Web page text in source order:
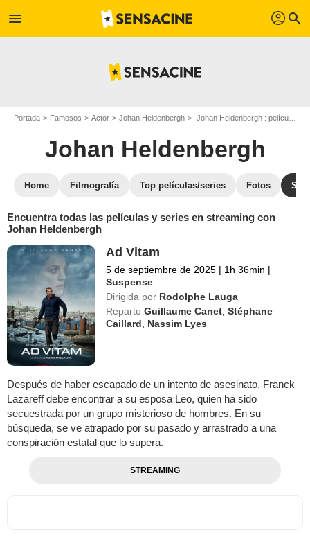
menu profil search
Portada Famosos Actor Johan Heldenbergh Johan Heldenbergh : películas y series online
Johan Heldenbergh
Home Filmografía Top películas/series Fotos
Encuentra todas las películas y series en streaming con
Johan Heldenbergh
Ad Vitam
5 de septiembre de 2025 | 1h 36min |
Suspense
Dirigida por Rodolphe Lauga
Reparto Guillaume Canet ,Stéphane
Caillard
Nassim Lyes
Después de haber escapado de un intento de asesinato, Franck
Lazareff debe encontrar a su esposa Leo, quien ha sido
secuestrada por un grupo misterioso de hombres. En su
búsqueda, se ve atrapado por su pasado y arrastrado a una
conspiración estatal que lo supera.
STREAMING